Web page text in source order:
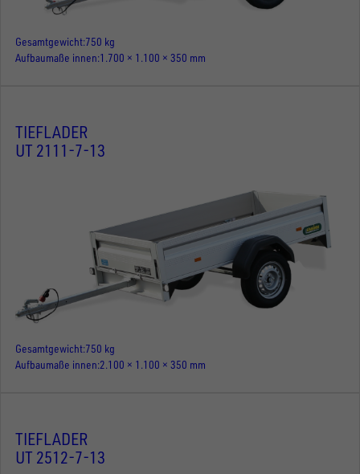
Gesamtgewicht 750 kg
Aufbaumaße innen 1.700 × 1.100 × 350 mm
TIEFLADER
UT 2111-7-13
Gesamtgewicht 750 kg
Aufbaumaße innen 2.100 × 1.100 × 350 mm
TIEFLADER
UT 2512-7-13